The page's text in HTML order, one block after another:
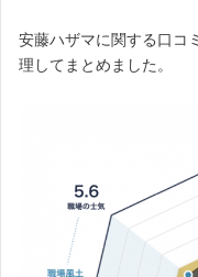
安藤ハザマに関する口コ
理してまとめました。